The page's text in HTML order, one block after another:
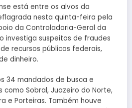
está entre os alvos da
nesta quinta-feira pela
da Controladoria-Geral da
investiga suspeitas de fraudes
recursos públicos federais,
dinheiro.
34 mandados de busca e
Sobral, Juazeiro do Norte,
e Porteiras. Também houve